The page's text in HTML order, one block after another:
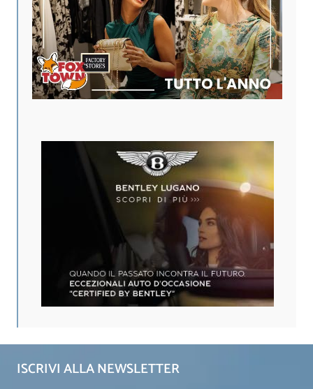
ISCRIVI ALLA NEWSLETTER